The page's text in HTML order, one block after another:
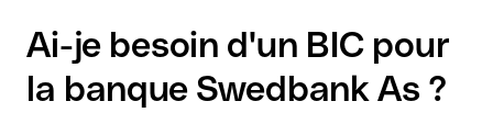
Ai-je besoin d'un BIC pour
la banque Swedbank As ?